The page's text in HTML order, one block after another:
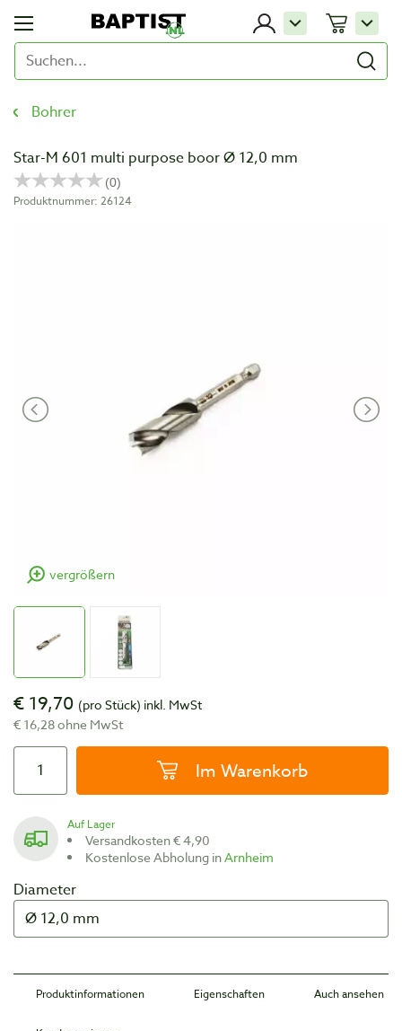
Bohrer
Star-M 601 multi purpose boor Ø 12,0 mm
Produktnummer: 26124
vergrößern
€ 19,70 (pro Stück) inkl. MwSt
€ 16,28 ohne MwSt
Im Warenkorb
Auf Lager
Versandkosten € 4,90
Kostenlose Abholung inArnheim
Diameter
Produktinformationen Eigenschaften Auch ansehen